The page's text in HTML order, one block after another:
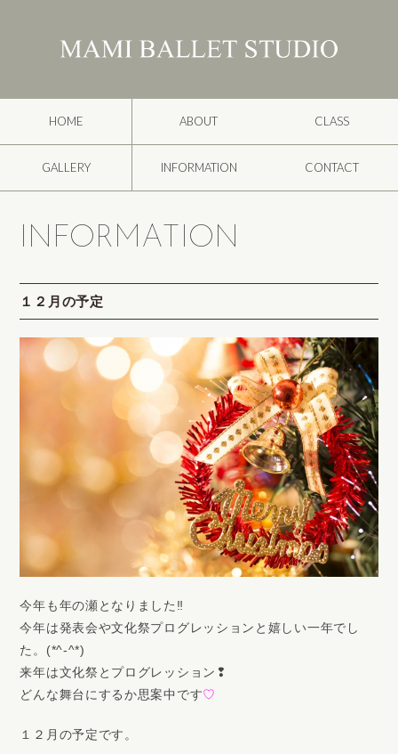
HOME ABOUT CLASS
GALLERY INFORMATION CONTACT
INFORMATION
１２月の予定
今年も年の瀬となりました‼
今年は発表会や文化祭プログレッションと嬉しい一年でし
た。(*^-^*)
来年は文化祭とプログレッション❢
どんな舞台にするか思案中です♡
１２月の予定です。